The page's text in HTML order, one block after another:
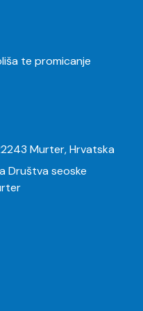
te promicanje
Murter, Hrvatska
Društva seoske